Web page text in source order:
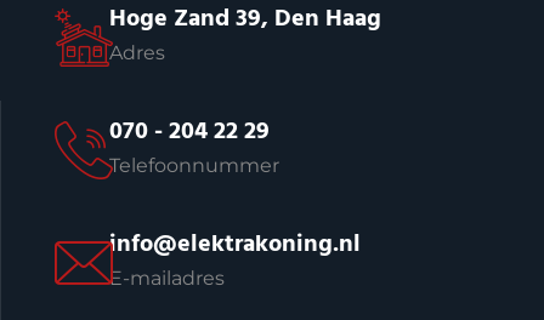
Hoge Zand 39, Den Haag
Adres
070 - 204 22 29
Telefoonnummer
info@elektrakoning.nl
E-mailadres